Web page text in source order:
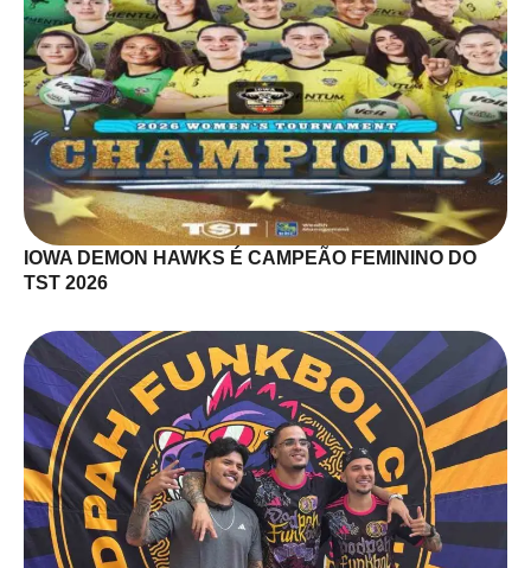
IOWA DEMON HAWKS É CAMPEÃO FEMININO DO
TST 2026